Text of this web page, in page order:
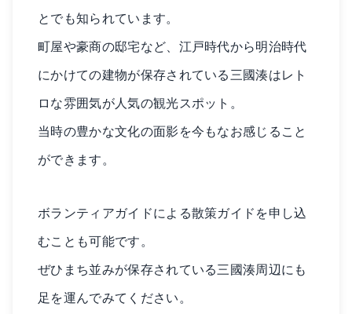
とでも知られています。
町屋や豪商の邸宅など、江戸時代から明治時代
にかけての建物が保存されている三國湊はレト
ロな雰囲気が人気の観光スポット。
当時の豊かな文化の面影を今もなお感じること
ができます。
ボランティアガイドによる散策ガイドを申し込
むことも可能です。
ぜひまち並みが保存されている三國湊周辺にも
足を運んでみてください。